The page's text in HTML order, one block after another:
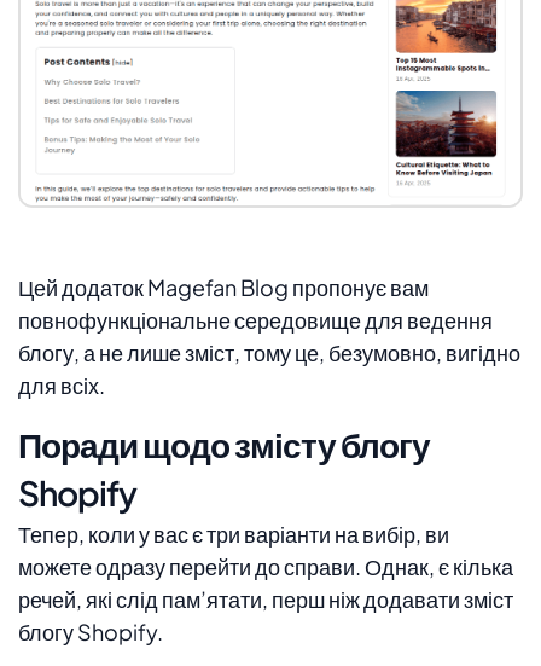
Цей додаток Magefan Blog пропонує вам
повнофункціональне середовище для ведення
блогу, а не лише зміст, тому це, безумовно, вигідно
для всіх.
Поради щодо змісту блогу
Shopify
Тепер, коли у вас є три варіанти на вибір, ви
можете одразу перейти до справи. Однак, є кілька
речей, які слід пам’ятати, перш ніж додавати зміст
блогу Shopify.